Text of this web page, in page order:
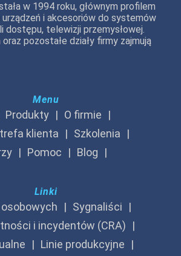
w 1994 roku, głównym profilem
i akcesoriów do systemów
dostępu, telewizji przemysłowej.
pozostałe działy firmy zajmują
Menu
Produkty
O firmie
klienta
Szkolenia
Pomoc Blog
Linki
Sygnaliści
i incydentów (CRA)
Linie produkcyjne